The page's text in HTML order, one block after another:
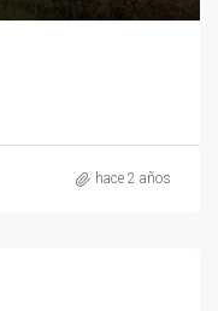
hace 2 años